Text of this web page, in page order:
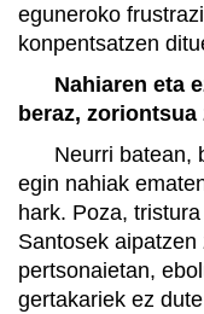
eguneroko
konpentsatzen
Nahiaren eta
beraz,
Neurri batean,
egin nahiak
hark. Poza,
Santosek
pertsonaietan,
gertakariek ez